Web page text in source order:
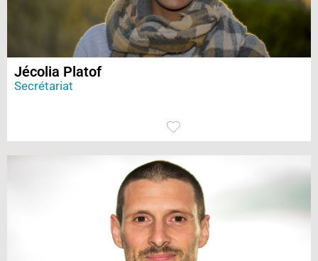
Jécolia Platof
Secrétariat